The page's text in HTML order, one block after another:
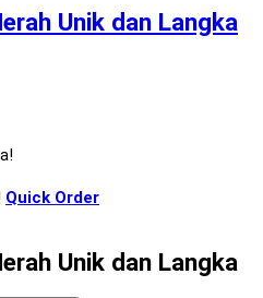
Unik dan Langka
Quick Order
Unik dan Langka